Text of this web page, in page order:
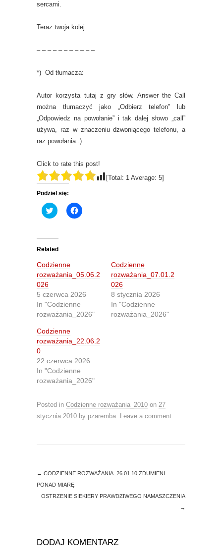
sercami.
Teraz twoja kolej.
– – – – – – – – – – –
*) Od tłumacza:
Autor korzysta tutaj z gry słów. Answer the Call
można tłumaczyć jako „Odbierz telefon” lub
„Odpowiedz na powołanie” i tak dalej słowo „call”
używa, raz w znaczeniu dzwoniącego telefonu, a
raz powołania.:)
Click to rate this post!
[Total: 1 Average: 5]
Podziel się:
C
l
t
o
s
h
a
r
e
n
T
w
i
t
e
r
(
e
n
s
i
e
w
w
i
w
C
l
r
e
n
F
a
c
e
o
k
O
p
e
n
s
n
e
w
w
o
Related
Codzienne
rozważania_05.06.2
026
5 czerwca 2026
In "Codzienne
rozważania_2026"
Codzienne
rozważania_07.01.2
026
8 stycznia 2026
In "Codzienne
rozważania_2026"
Codzienne
rozważania_22.06.2
0
22 czerwca 2026
In "Codzienne
rozważania_2026"
Posted in Codzienne rozważania_2010 on 27
stycznia 2010 by pzaremba. Leave a comment
← CODZIENNE ROZWAŻANIA_26.01.10 ZDUMIENI
PONAD MIARĘ
OSTRZENIE SIEKIERY PRAWDZIWEGO NAMASZCZENIA
→
DODAJ KOMENTARZ